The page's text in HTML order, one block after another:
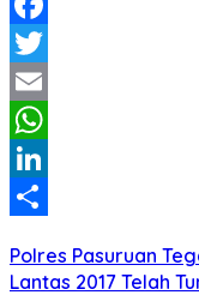
Facebook
Twitter
Email
WhatsApp
LinkedIn
Polres Pasuruan
Lantas 2017 Telah